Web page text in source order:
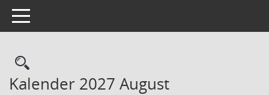
Toggle navigation
Rechercheauswahl
Kalender 2027 August